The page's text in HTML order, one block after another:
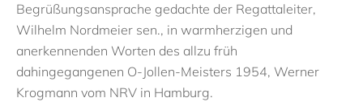
Begrüßungsansprache gedachte der Regattaleiter,
Wilhelm Nordmeier sen., in warmherzigen und
anerkennenden Worten des allzu früh
dahingegangenen O-Jollen-Meisters 1954, Werner
Krogmann vom NRV in Hamburg.